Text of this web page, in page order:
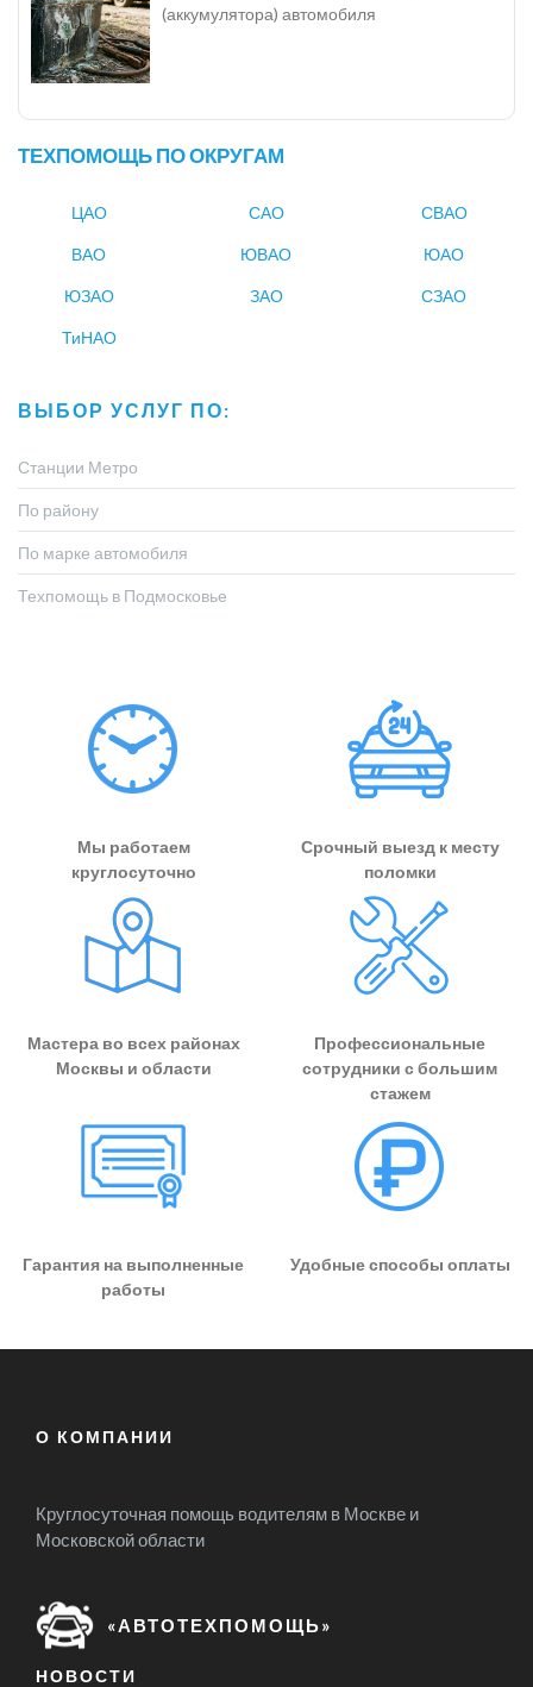
(аккумулятора) автомобиля
ТЕХПОМОЩЬ ПО ОКРУГАМ
ЦАО САО СВАО
ВАО ЮВАО ЮАО
ЮЗАО ЗАО СЗАО
ТиНАО
ВЫБОР УСЛУГ ПО:
Станции Метро
По району
По марке автомобиля
Техпомощь в Подмосковье
Мы работаем
круглосуточно
Срочный выезд к месту
поломки
Мастера во всех районах
Москвы и области
Профессиональные
сотрудники с большим
стажем
Гарантия на выполненные
работы
Удобные способы оплаты
О КОМПАНИИ
Круглосуточная помощь водителям в Москве и
Московской области
«АВТОТЕХПОМОЩЬ»
НОВОСТИ